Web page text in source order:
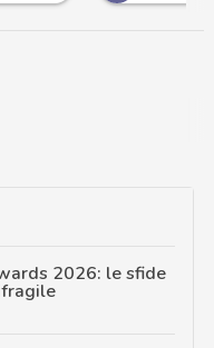
2026: le sfide